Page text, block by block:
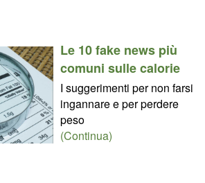
Le 10 fake news più
comuni sulle calorie
I suggerimenti per non farsi
ingannare e per perdere
peso
(Continua)